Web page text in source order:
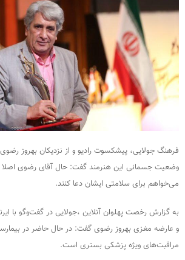
فرهنگ جولایی، پیشکسوت رادیو و از نزدیکان بهروز رضوی
وضعیت جسمانی این هنرمند گفت: حال آقای رضوی
می‌خواهم برای سلامتی ایشان دعا کنند.
به گزارش رخصت پهلوان آنلاین ،جولایی در گفت‌وگو با
و عارضه‌ مغزی بهروز رضوی گفت: در حال حاضر در
مراقبت‌های ویژه پزشکی بستری است.